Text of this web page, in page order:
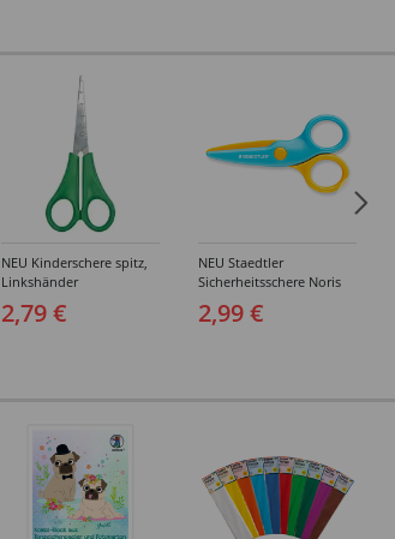
NEU Kinderschere spitz,
Linkshänder
2,79 €
NEU Staedtler
Sicherheitsschere Noris
Junior
2,99 €